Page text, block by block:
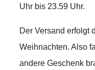
Uhr bis 23.59 Uhr.
Der Versand erfolgt
Weihnachten. Also
andere Geschenk